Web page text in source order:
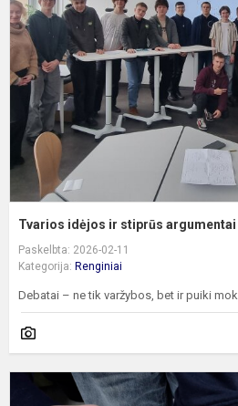
Tvarios idėjos ir stiprūs argumentai
Paskelbta: 2026-02-11
Kategorija: Renginiai
Debatai – ne tik varžybos, bet ir puiki